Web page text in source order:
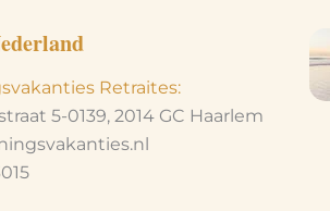
Retraites:
5-0139, 2014 GC Haarlem